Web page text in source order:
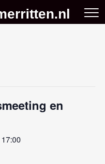
en
17:00